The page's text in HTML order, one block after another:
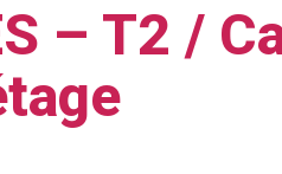
– T2 /